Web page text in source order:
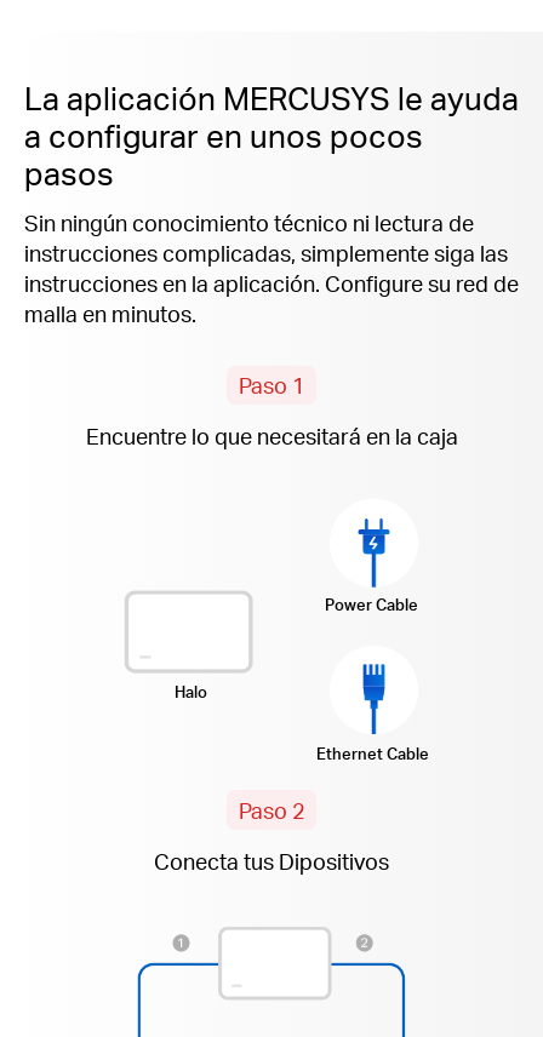
La aplicación MERCUSYS le ayuda
a configurar en unos pocos
pasos
Sin ningún conocimiento técnico ni lectura de
instrucciones complicadas, simplemente siga las
instrucciones en la aplicación . Configure su red de
malla en minutos.
Paso 1
Encuentre lo que necesitará en la caja
Halo
Power Cable
Ethernet Cable
Paso 2
Conecta tus Dipositivos